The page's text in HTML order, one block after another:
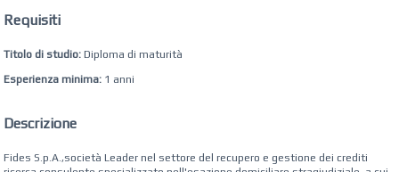
Requisiti
Titolo di studio: Diploma di maturità
Esperienza minima: 1 anni
Descrizione
Fides S.p.A.,società Leader nel settore del recupero e gestione dei crediti